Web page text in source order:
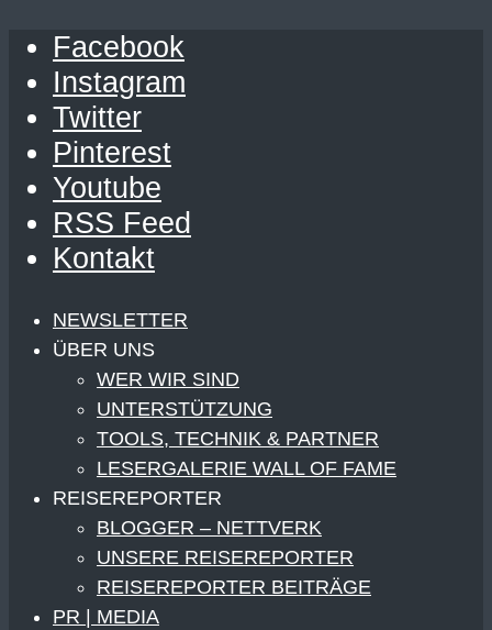
Facebook
Instagram
Twitter
Pinterest
Youtube
RSS Feed
Kontakt
NEWSLETTER
ÜBER UNS
WER WIR SIND
UNTERSTÜTZUNG
TOOLS, TECHNIK & PARTNER
LESERGALERIE WALL OF FAME
REISEREPORTER
BLOGGER – NETTVERK
UNSERE REISEREPORTER
REISEREPORTER BEITRÄGE
PR | MEDIA